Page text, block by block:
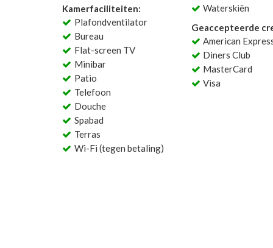
Kamerfaciliteiten:
Plafondventilator
Bureau
Flat-screen TV
Minibar
Patio
Telefoon
Douche
Spabad
Terras
Wi-Fi (tegen betaling)
Waterskiën
Geaccepteerde
American
Diners Club
MasterCard
Visa